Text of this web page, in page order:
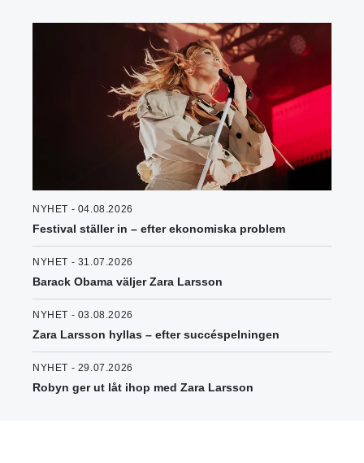
NYHET - 04.08.2026
Festival ställer in – efter ekonomiska problem
NYHET - 31.07.2026
Barack Obama väljer Zara Larsson
NYHET - 03.08.2026
Zara Larsson hyllas – efter succéspelningen
NYHET - 29.07.2026
Robyn ger ut låt ihop med Zara Larsson